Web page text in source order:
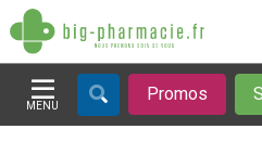
MENU
Afficher la navigation
Promos